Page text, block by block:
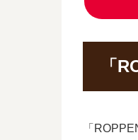
「
「